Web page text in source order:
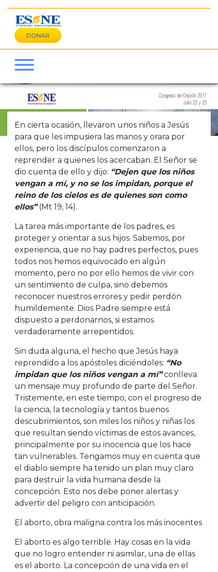
DONAR
En cierta ocasión, llevaron unos niños a Jesús
para que les impusiera las manos y orara por
ellos, pero los discípulos comenzaron a
reprender a quienes los acercaban. El Señor se
dio cuenta de ello y dijo: “Dejen que los niños
vengan a mí, y no se los impidan, porque el
reino de los cielos es de quienes son como
ellos”(Mt 19, 14).
La tarea más importante de los padres, es
proteger y orientar a sus hijos. Sabemos, por
experiencia, que no hay padres perfectos, pues
todos nos hemos equivocado en algún
momento, pero no por ello hemos de vivir con
un sentimiento de culpa, sino debemos
reconocer nuestros errores y pedir perdón
humildemente. Dios Padre siempre está
dispuesto a perdonarnos, si estamos
verdaderamente arrepentidos.
Sin duda alguna, el hecho que Jesús haya
reprendido a los apóstoles diciéndoles: “No
impidan que los niños vengan a mí”conlleva
un mensaje muy profundo de parte del Señor.
Tristemente, en este tiempo, con el progreso de
la ciencia, la tecnología y tantos buenos
descubrimientos, son miles los niños y niñas los
que resultan siendo víctimas de estos avances,
principalmente por su inocencia que los hace
tan vulnerables. Tengamos muy en cuenta que
el diablo siempre ha tenido un plan muy claro
para destruir la vida humana desde la
concepción. Esto nos debe poner alertas y
advertir del peligro con anticipación.
El aborto, obra maligna contra los más inocentes
El aborto es algo terrible. Hay cosas en la vida
que no logro entender ni asimilar, una de ellas
es el aborto. La concepción de una vida en el